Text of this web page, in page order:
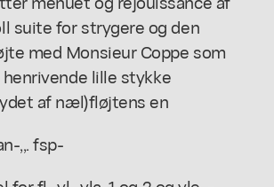
suite for strygere og den
med Monsieur Coppe som
lille stykke
af næl)fløjtens en
,,. fsp-